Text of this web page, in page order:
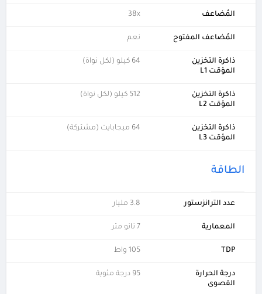
المُضاعف 38x
المُضاعف المفتوح نعم
ذاكرة التخزين
المؤقت L1
64 كيلو (لكل نواة)
ذاكرة التخزين
المؤقت L2
512 كيلو (لكل نواة)
ذاكرة التخزين
المؤقت L3
64 ميجابايت (مشتركة)
الطاقة
عدد الترانزستور 3.8 مليار
المعمارية
TDP 105 واط
درجة الحرارة
القصوى
95 درجة مئوية